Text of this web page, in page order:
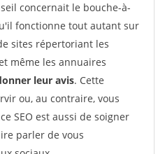
concernait le bouche-à-
fonctionne tout autant sur
sites répertoriant les
même les annuaires
leur avis. Cette
ou, au contraire, vous
SEO est aussi de soigner
parler de vous